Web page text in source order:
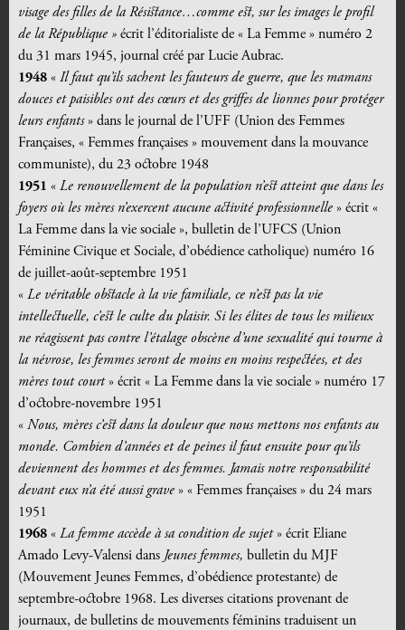
visage des filles de la Résistance…comme est, sur les images le profil
de la République » écrit l’éditorialiste de « La Femme » numéro 2
du 31 mars 1945, journal créé par Lucie Aubrac.
1948 « Il faut qu’ils sachent les fauteurs de guerre, que les mamans
douces et paisibles ont des cœurs et des griffes de lionnes pour protéger
leurs enfants » dans le journal de l’UFF (Union des Femmes
Françaises, « Femmes françaises » mouvement dans la mouvance
communiste), du 23 octobre 1948
1951 « Le renouvellement de la population n’est atteint que dans les
foyers où les mères n’exercent aucune activité professionnelle » écrit «
La Femme dans la vie sociale », bulletin de l’UFCS (Union
Féminine Civique et Sociale, d’obédience catholique) numéro 16
de juillet-août-septembre 1951
« Le véritable obstacle à la vie familiale, ce n’est pas la vie
intellectuelle, c’est le culte du plaisir. Si les élites de tous les milieux
ne réagissent pas contre l’étalage obscène d’une sexualité qui tourne à
la névrose, les femmes seront de moins en moins respectées, et des
mères tout court » écrit « La Femme dans la vie sociale » numéro 17
d’octobre-novembre 1951
« Nous, mères c’est dans la douleur que nous mettons nos enfants au
monde. Combien d’années et de peines il faut ensuite pour qu’ils
deviennent des hommes et des femmes. Jamais notre responsabilité
devant eux n’a été aussi grave » « Femmes françaises » du 24 mars
1951
1968 « La femme accède à sa condition de sujet » écrit Eliane
Amado Levy-Valensi dans Jeunes femmes, bulletin du MJF
(Mouvement Jeunes Femmes, d’obédience protestante) de
septembre-octobre 1968. Les diverses citations provenant de
journaux, de bulletins de mouvements féminins traduisent un